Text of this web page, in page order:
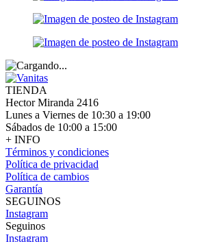
TIENDA
Hector Miranda 2416
Lunes a Viernes de 10:30 a 19:00
Sábados de 10:00 a 15:00
+ INFO
Términos y condiciones
Política de privacidad
Política de cambios
Garantía
SEGUINOS
Instagram
Seguinos
Instagram